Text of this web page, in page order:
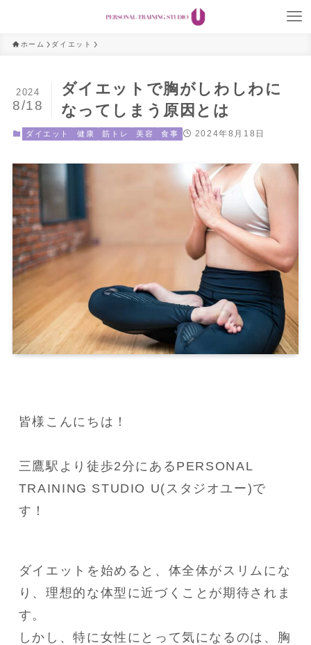
ホーム ダイエット
ダイエットで胸がしわしわに
なってしまう原因とは
2024
8/18
ダイエット 健康 筋トレ 美容 食事 2024年8月18日
皆様こんにちは！
三鷹駅より徒歩2分にあるPERSONAL
TRAINING STUDIO U(スタジオユー)で
す！
ダイエットを始めると、体全体がスリムにな
り、理想的な体型に近づくことが期待されま
す。
しかし、特に女性にとって気になるのは、胸